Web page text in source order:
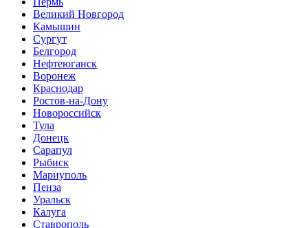
Великий Новгород
Камышин
Сургут
Белгород
Нефтеюганск
Воронеж
Краснодар
Ростов-на-Дону
Новороссийск
Тула
Донецк
Сарапул
Рыбиск
Мариуполь
Пенза
Уральск
Калуга
Ставрополь